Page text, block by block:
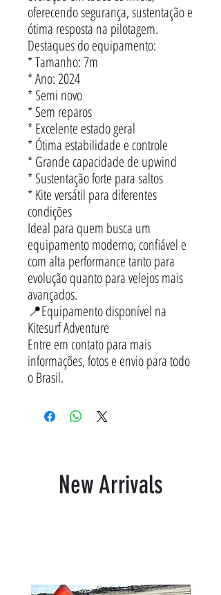
oferecendo segurança, sustentação e
ótima resposta na pilotagem.
Destaques do equipamento:
* Tamanho: 7m
* Ano: 2024
* Semi novo
* Sem reparos
* Excelente estado geral
* Ótima estabilidade e controle
* Grande capacidade de upwind
* Sustentação forte para saltos
* Kite versátil para diferentes
condições
Ideal para quem busca um
equipamento moderno, confiável e
com alta performance tanto para
evolução quanto para velejos mais
avançados.
📍Equipamento disponível na
Kitesurf Adventure
Entre em contato para mais
informações, fotos e envio para todo
o Brasil.
New Arrivals